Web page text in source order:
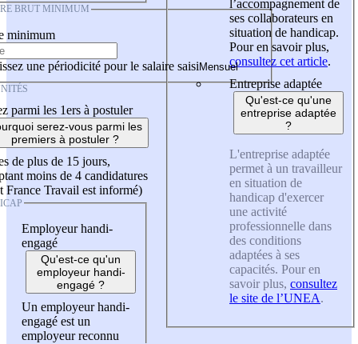
BRUT MINIMUM
minimum
une périodicité pour le salaire saisi
parmi les 1ers à postuler
serez-vous parmi les
premiers à postuler ?
de plus de 15 jours,
moins de 4 candidatures
France Travail est informé)
Employeur handi-
engagé
Qu'est-ce qu'un
employeur handi-
engagé ?
Un employeur handi-
engagé est un
employeur reconnu
l’accompagnement de
ses collaborateurs en
situation de handicap.
Pour en savoir plus,
consultez cet article.
Entreprise adaptée
Qu'est-ce qu'une
entreprise adaptée
?
L'entreprise adaptée
permet à un travailleur
en situation de
handicap d'exercer
une activité
professionnelle dans
des conditions
adaptées à ses
capacités. Pour en
savoir plus, consultez
le site de l’UNEA.